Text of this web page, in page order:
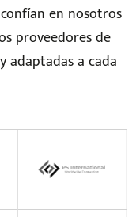
en nosotros
proveedores de
adaptadas a cada